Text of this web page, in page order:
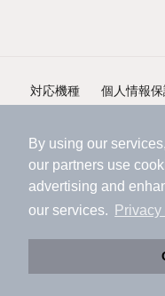
By using our
our partners use
advertising and
our services.
アプリに切り替え
会員登録なしです
対応機種 個人情報